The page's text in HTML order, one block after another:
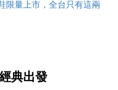
限量上市，全台只有這兩
典出發